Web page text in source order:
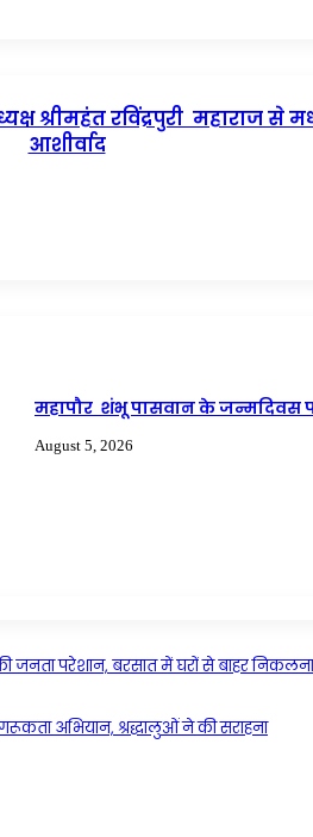
श्रीमहंत रविंद्रपुरी महाराज से
आशीर्वाद
महापौर शंभू पासवान के जन्मदिवस
August 5, 2026
की जनता परेशान, बरसात में घरों से बाहर
अभियान, श्रद्धालुओं ने की सराहना